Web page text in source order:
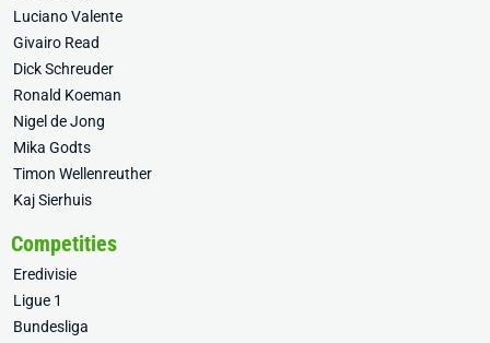
Luciano Valente
Givairo Read
Dick Schreuder
Ronald Koeman
Nigel de Jong
Mika Godts
Timon Wellenreuther
Kaj Sierhuis
Competities
Eredivisie
Ligue 1
Bundesliga